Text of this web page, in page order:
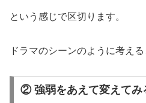
という感じで区切ります。
ドラマのシーンのように考え
② 強弱をあえて変えてみ